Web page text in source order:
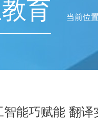
育 当前位
智能巧赋能 翻译